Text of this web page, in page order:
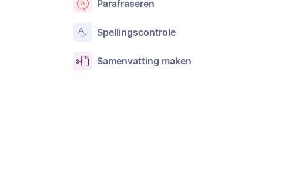
Parafraseren
Spellingscontrole
Samenvatting maken